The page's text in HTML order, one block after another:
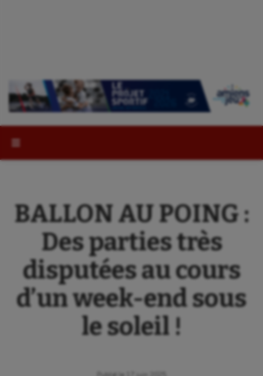
BALLON AU POING :
Des parties très
disputées au cours
d’un week-end sous
le soleil !